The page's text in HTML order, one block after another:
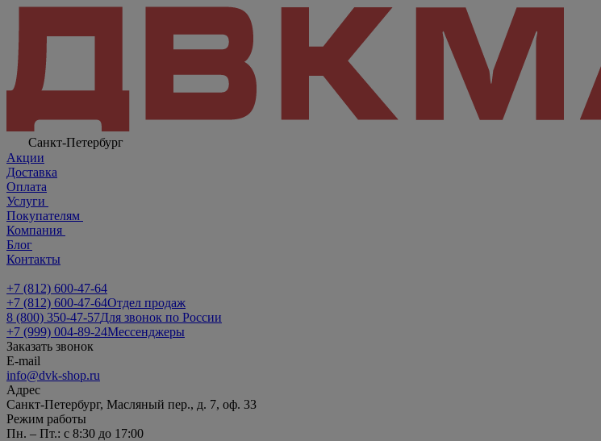
Санкт-Петербург
Акции
Доставка
Оплата
Услуги
Покупателям
Компания
Блог
Контакты
+7 (812) 600-47-64
+7 (812) 600-47-64Отдел продаж
8 (800) 350-47-57Для звонок по России
+7 (999) 004-89-24Мессенджеры
Заказать звонок
E-mail
info@dvk-shop.ru
Адрес
Санкт-Петербург, Масляный пер., д. 7, оф. 33
Режим работы
Пн. – Пт.: с 8:30 до 17:00